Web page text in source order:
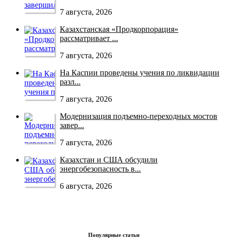
7 августа, 2026
Казахстанская «Продкорпорация»
рассматривает ...
7 августа, 2026
На Каспии проведены учения по ликвидации
разл...
7 августа, 2026
Модернизация подъемно-переходных мостов
завер...
7 августа, 2026
Казахстан и США обсудили
энергобезопасность в...
6 августа, 2026
Популярные статьи